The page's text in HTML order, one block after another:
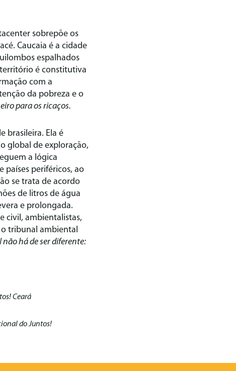
sobrepõe os
Caucaia é a cidade
espalhados
é constitutiva
com a
da pobreza e o
para os ricaços.
brasileira. Ela é
global de exploração,
a lógica
países periféricos, ao
se trata de acordo
de litros de água
e prolongada.
civil, ambientalistas,
tribunal ambiental
não há de ser diferente:
Ceará
do Juntos!